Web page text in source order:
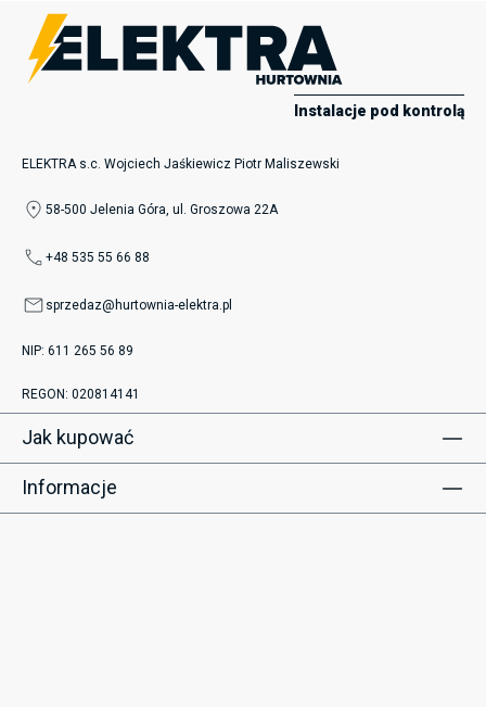
Instalacje pod kontrolą
ELEKTRA s.c. Wojciech Jaśkiewicz Piotr Maliszewski
58-500 Jelenia Góra, ul. Groszowa 22A
+48 535 55 66 88
sprzedaz@hurtownia-elektra.pl
NIP: 611 265 56 89
REGON: 020814141
Jak kupować
Informacje